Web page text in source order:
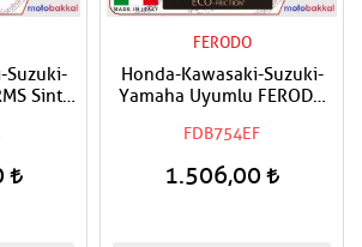
Suzuki-
Sinter
FERODO
Honda-Kawasaki-Suzuki-
Yamaha Uyumlu FERODO
FDB754EF
1.506,00